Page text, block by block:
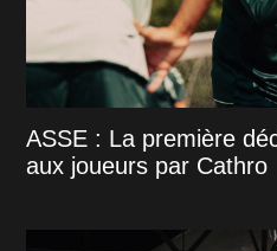
ASSE : La première
aux joueurs par Cathro